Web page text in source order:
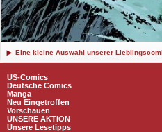
Eine kleine Auswahl unserer
US-Comics
Deutsche Comics
Manga
Neu Eingetroffen
Vorschauen
UNSERE AKTION
Unsere Lesetipps